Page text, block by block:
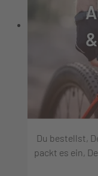
Du bestellst,
packt es ein,